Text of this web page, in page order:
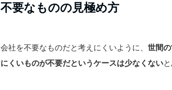
不要なものの見極め方
会社を不要なものだと考えにくいように、 世間
にくいものが不要だというケースは少なくない